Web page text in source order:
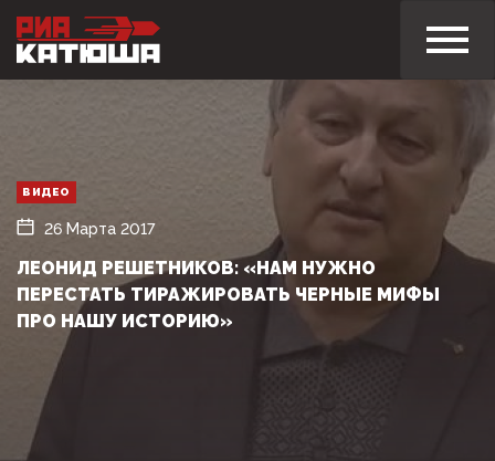
ВИДЕО
26 Марта 2017
ЛЕОНИД РЕШЕТНИКОВ: «НАМ НУЖНО
ПЕРЕСТАТЬ ТИРАЖИРОВАТЬ ЧЕРНЫЕ МИФЫ
ПРО НАШУ ИСТОРИЮ»